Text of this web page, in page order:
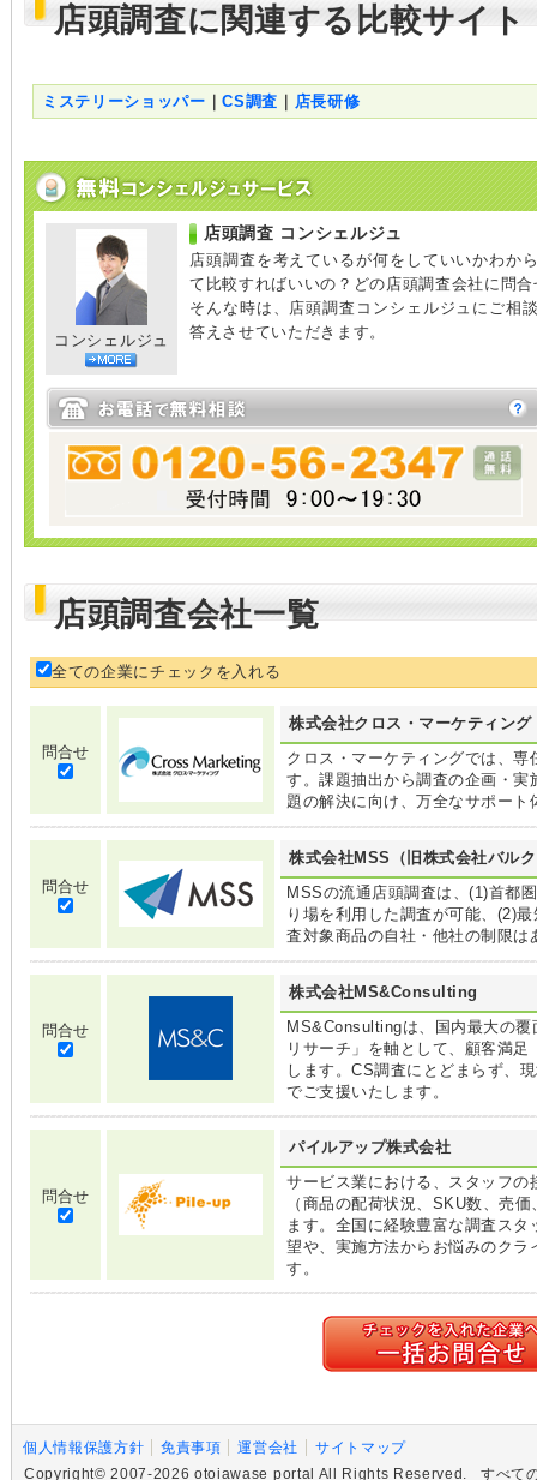
店頭調査に関連する比較サイト
ミステリーショッパー ｜CS調査 店長研修
コンシェルジュ
店頭調査 コンシェルジュ
店頭調査を考えているが何をしていいかわか
て比較すればいいの？どの店頭調査会社に問
そんな時は、店頭調査コンシェルジュにご相
答えさせていただきます。
店頭調査会社一覧
全ての企業にチェックを入れる
問合せ
株式会社クロス・マーケティング
クロス・マーケティングでは、
す。課題抽出から調査の企画・
題の解決に向け、万全なサポート
問合せ
株式会社MSS（旧株式会社バル
MSSの流通店頭調査は、(1)首都
り場を利用した調査が可能、(2)
査対象商品の自社・他社の制限は
問合せ
株式会社MS&Consulting
MS&Consultingは、国内最大の
リサーチ」を軸として、顧客満
します。CS調査にとどまらず、
でご支援いたします。
問合せ
パイルアップ株式会社
サービス業における、スタッフ
（商品の配荷状況、SKU数、売
ます。全国に経験豊富な調査ス
望や、実施方法からお悩みのク
す。
個人情報保護方針 免責事項 運営会社
サイトマップ
Copyright© 2007-2026 otoiawase portal All Rights Reserved. すべての